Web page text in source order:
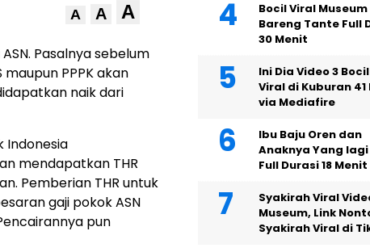
A A A
Pasalnya sebelum
maupun PPPK akan
naik dari
Indonesia
mendapatkan THR
Pemberian THR untuk
gaji pokok ASN
pun
Bocil Viral Museum
Bareng Tante Full
30 Menit
Ini Dia Video 3
Viral di Kuburan 41
via Mediafire
Ibu Baju Oren dan
Anaknya Yang lagi
Full Durasi 18 Menit
Syakirah Viral
Museum, Link
Syakirah Viral di